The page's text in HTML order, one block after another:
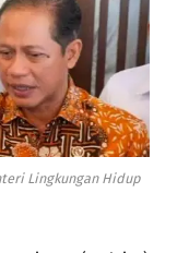
Lingkungan Hidup